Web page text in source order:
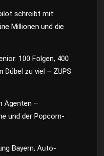
schreibt mit:
Millionen und die
100 Folgen, 400
zu viel – ZUPS
Agenten –
und der Popcorn-
Bayern, Auto-